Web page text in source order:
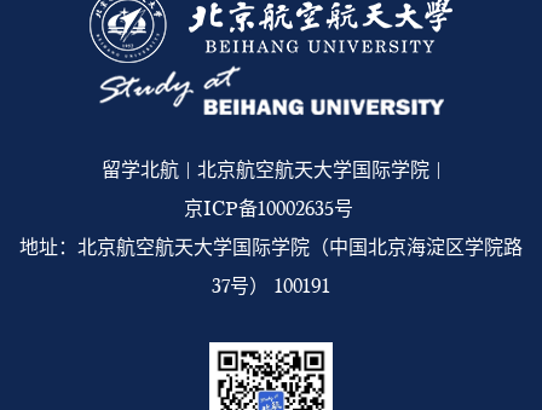
留学北航 | 北京航空航天大学国际学院 |
京ICP备10002635号
地址：北京航空航天大学国际学院（中国北京海淀区学院路
37号） 100191